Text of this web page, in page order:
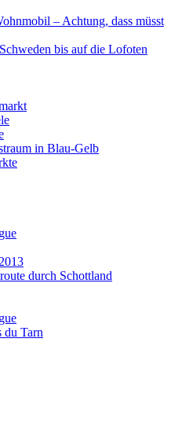
– Achtung, dass müsst
bis auf die Lofoten
in Blau-Gelb
durch Schottland
du Tarn